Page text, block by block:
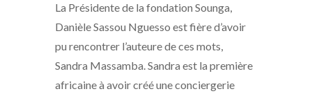
La Présidente de la fondation Sounga,
Danièle Sassou Nguesso est fière d’avoir
pu rencontrer l’auteure de ces mots,
Sandra Massamba. Sandra est la première
africaine à avoir créé une conciergerie